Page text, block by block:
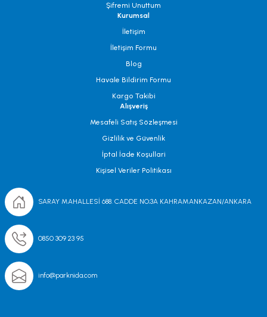
Şifremi Unuttum
Kurumsal
İletişim
İletişim Formu
Blog
Havale Bildirim Formu
Kargo Takibi
Alışveriş
Mesafeli Satış Sözleşmesi
Gizlilik ve Güvenlik
İptal İade Koşullari
Kişisel Veriler Politikası
SARAY MAHALLESİ 688. CADDE NO;3A KAHRAMANKAZAN/ANKARA
0850 309 23 95
info@parknida.com